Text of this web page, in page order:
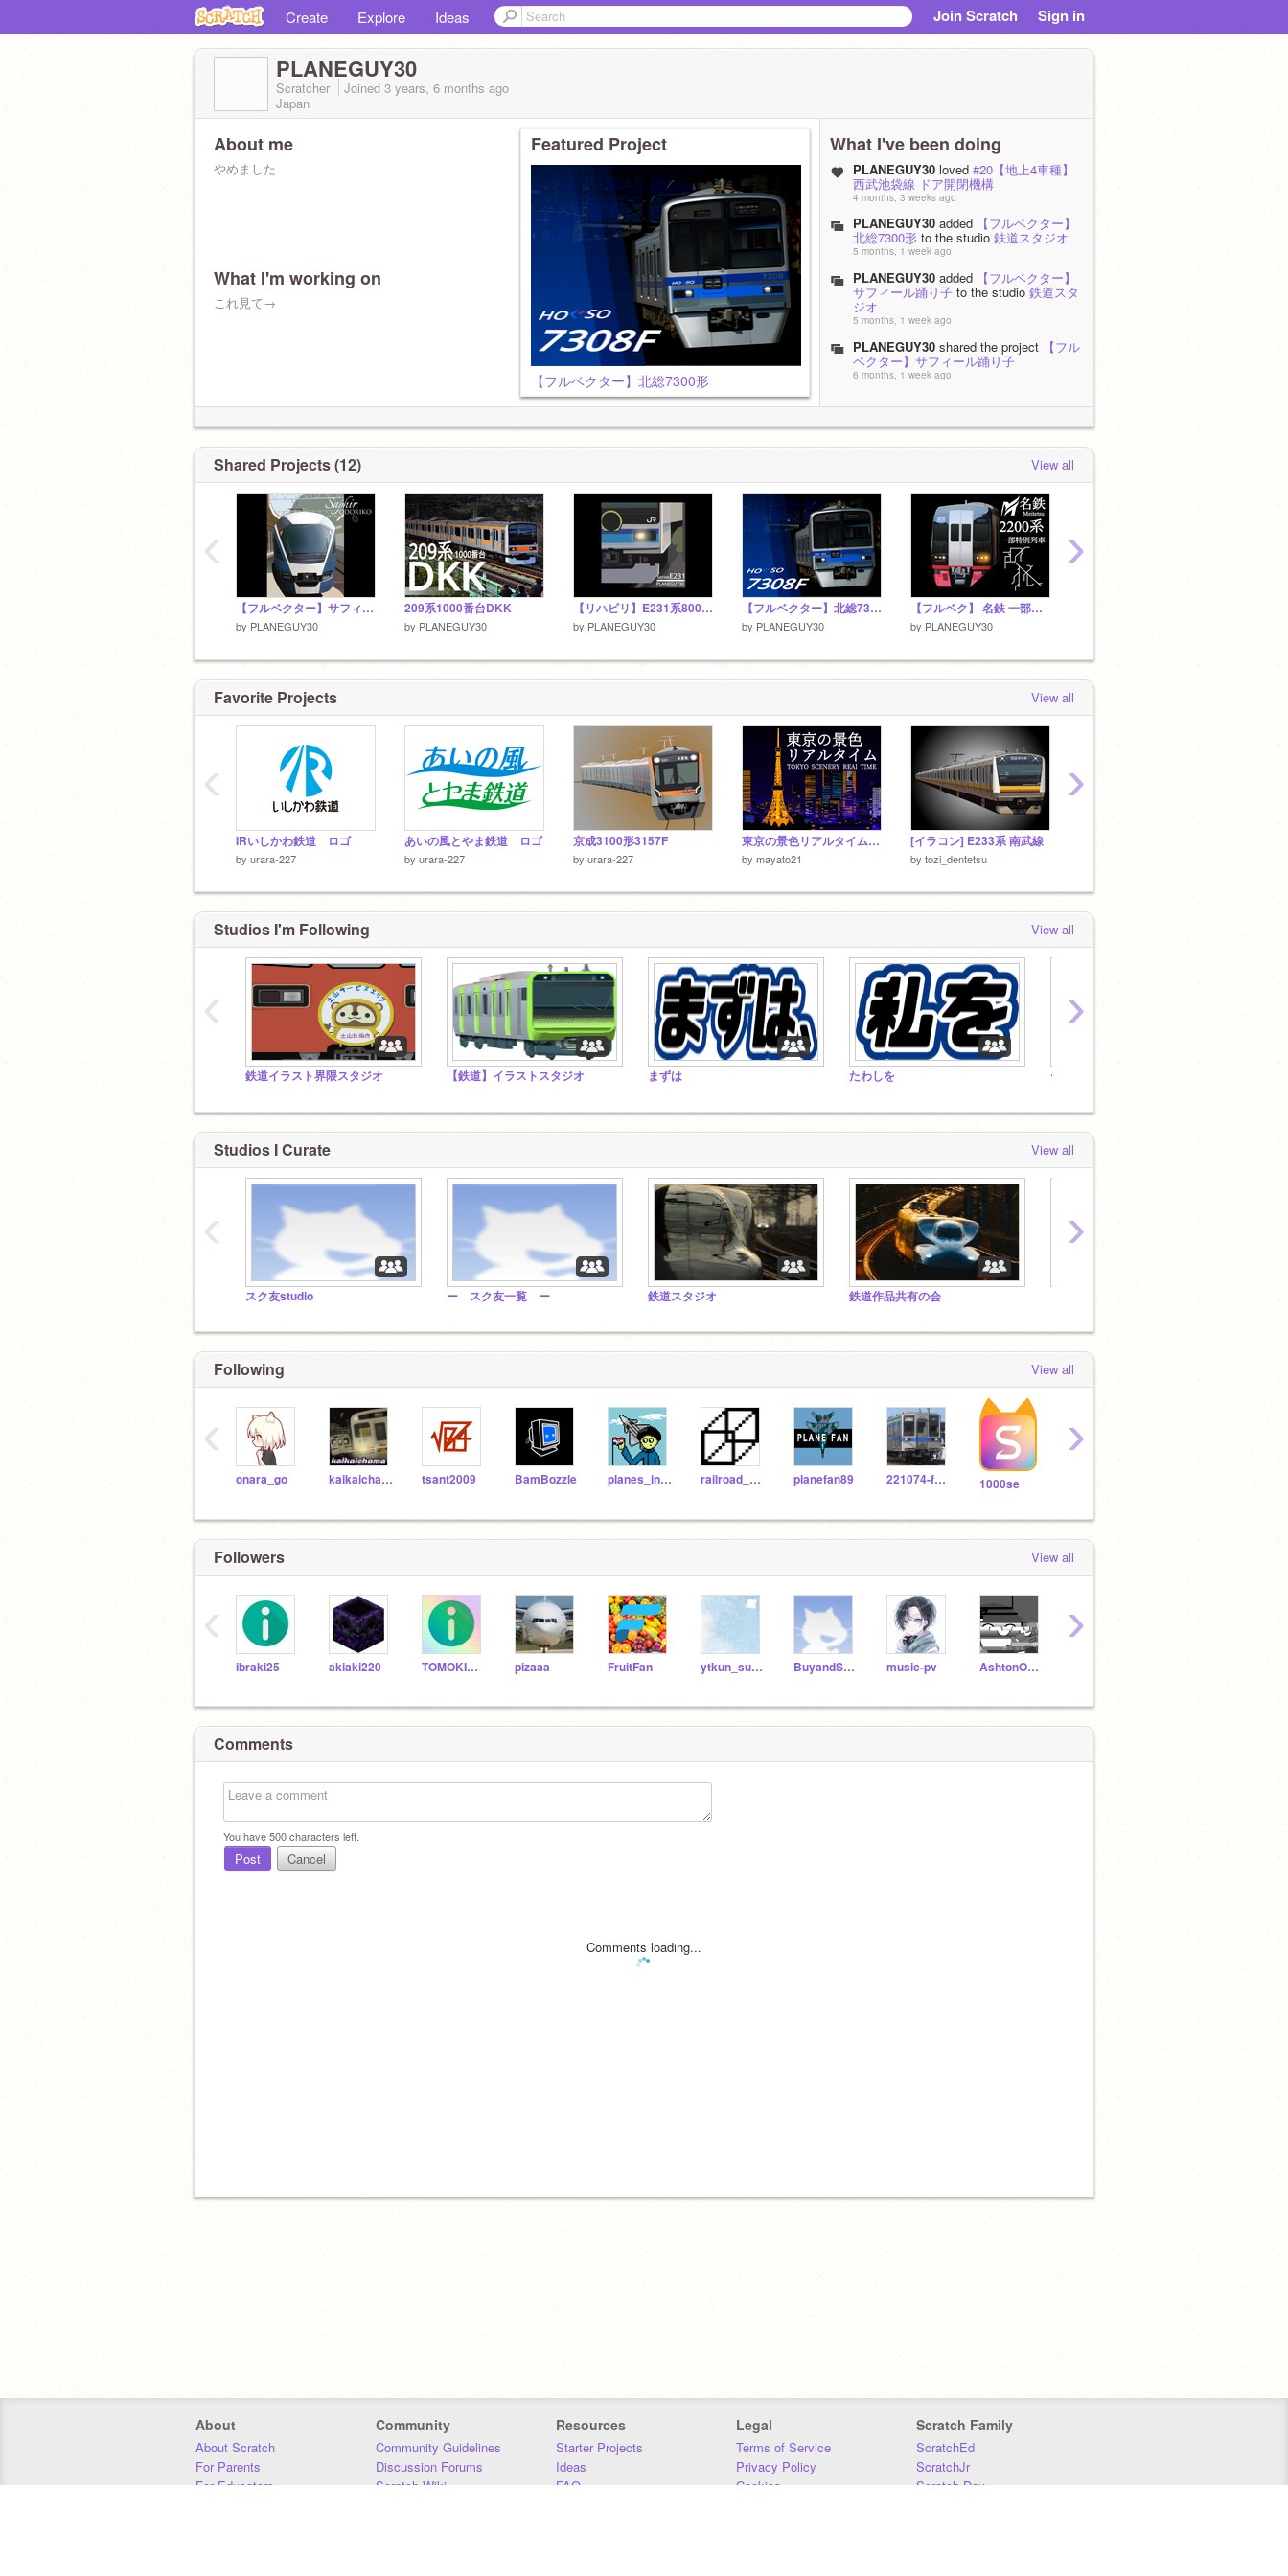
Create Explore Ideas Join Scratch Sign in
PLANEGUY30
Scratcher Joined 3 years, 6 months ago
Japan
About me
やめました
What I'm working on
これ見て→
Featured Project
【フルベクター】北総7300形
What I've been doing
PLANEGUY30 loved #20【地上4車種】
西武池袋線 ドア開閉機構
4 months, 3 weeks ago
PLANEGUY30 added 【フルベクター】
北総7300形 to the studio 鉄道スタジオ
5 months, 1 week ago
PLANEGUY30 added 【フルベクター】
サフィール踊り子 to the studio 鉄道スタ
ジオ
5 months, 1 week ago
PLANEGUY30 shared the project 【フル
ベクター】サフィール踊り子
6 months, 1 week ago
6 months, 2 weeks ago
8 months, 2 weeks ago
Shared Projects (12) View all
【フルベクター】サフィール踊り子
by PLANEGUY30
209系1000番台DKK
by PLANEGUY30
【リハビリ】E231系800番台
by PLANEGUY30
【フルベクター】北総7300形
by PLANEGUY30
【フルベク】 名鉄 一部特別列車 2200系
by PLANEGUY30
‹ ›
Favorite Projects View all
IRいしかわ鉄道 ロゴ
by urara-227
あいの風とやま鉄道 ロゴ
by urara-227
京成3100形3157F
by urara-227
東京の景色リアルタイム TOKYO SCENERY REAL TIME
by mayato21
[イラコン] E233系 南武線
by tozi_dentetsu
‹ ›
Studios I'm Following View all
鉄道イラスト界隈スタジオ 【鉄道】イラストスタジオ まずは たわしを ーロォフ
‹ ›
Studios I Curate View all
スク友studio ー スク友一覧 ー 鉄道スタジオ 鉄道作品共有の会
‹ ›
Following View all
onara_go kaikaichama tsant2009 BamBozzle planes_in_a_bottle railroad_crossing planefan89 221074-fujiwara 1000se
‹ ›
Followers View all
ibraki25 akiaki220 TOMOKING1030 pizaaa FruitFan ytkun_sushi BuyandSellHomes music-pv AshtonOofer
‹ ›
Comments
You have500characters left.
Post Cancel
Comments loading...
About
About Scratch
For Parents
For Educators
Community
Community Guidelines
Discussion Forums
Scratch Wiki
Resources
Starter Projects
Ideas
FAQ
Legal
Terms of Service
Privacy Policy
Cookies
Scratch Family
ScratchEd
ScratchJr
Scratch Day